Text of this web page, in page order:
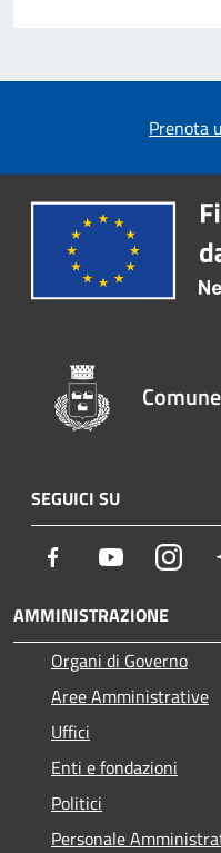
Prenota
SEGUICI SU
Facebook Youtube
AMMINISTRAZIONE
Organi di Governo
Aree Amministrative
Uffici
Enti e fondazioni
Politici
Personale